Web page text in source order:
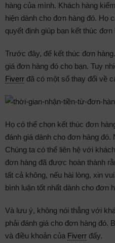
hàng của mình. Khách hàng
hiện dành cho đơn hàng đó. Họ
quyết định giúp bạn kết thúc đơn
Trước đây, để kết thúc đơn
giá đơn hàng đó cho bạn. Tuy
Fiverr đã có một số thay đổi về
Họ có thể chọn kết thúc đơn
đánh giá dành cho đơn hàng đó.
Chúng ta có thể liên hệ với
đơn hàng đã được hoàn thành
tất cả không, nếu hài lòng, xin
bình luận tốt nhất dành cho đơn
Và lưu ý, không nói thẳng với
phải đánh giá cho đơn hàng đó.
và điều khoản của Fiverr đấy.